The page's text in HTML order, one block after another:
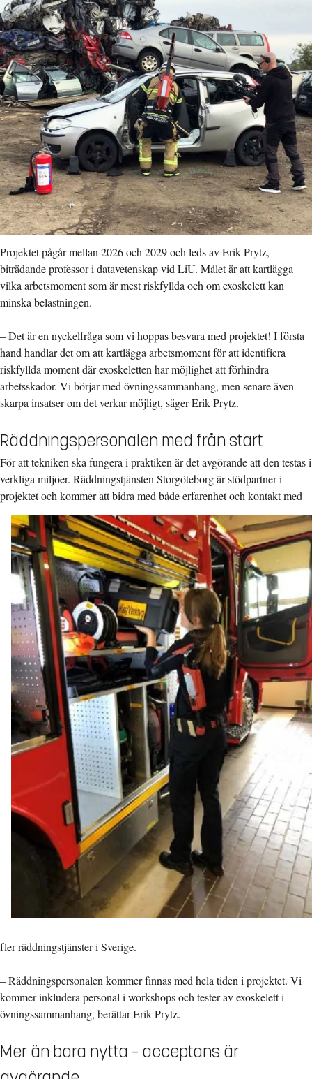
Projektet pågår mellan 2026 och 2029 och leds av Erik Prytz,
biträdande professor i datavetenskap vid LiU. Målet är att kartlägga
vilka arbetsmoment som är mest riskfyllda och om exoskelett kan
minska belastningen.
– Det är en nyckelfråga som vi hoppas besvara med projektet! I första
hand handlar det om att kartlägga arbetsmoment för att identifiera
riskfyllda moment där exoskeletten har möjlighet att förhindra
arbetsskador. Vi börjar med övningssammanhang, men senare även
skarpa insatser om det verkar möjligt, säger Erik Prytz.
Räddningspersonalen med från start
För att tekniken ska fungera i praktiken är det avgörande att den testas i
verkliga miljöer. Räddningstjänsten Storgöteborg är stödpartner i
projektet och kommer att bidra med bådeerfarenhet och kontakt med
fler räddningstjänster i Sverige.
– Räddningspersonalen kommer finnas med hela tiden i projektet. Vi
kommer inkludera personal i workshops och tester av exoskelett i
övningssammanhang, berättar Erik Prytz.
Mer än bara nytta – acceptans är